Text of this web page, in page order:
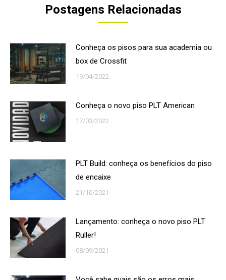
Postagens Relacionadas
Conheça os pisos para sua academia ou
box de Crossfit
19/04/2022
Conheça o novo piso PLT American
17/03/2022
PLT Build: conheça os benefícios do piso
de encaixe
21/10/2021
Lançamento: conheça o novo piso PLT
Ruller!
08/09/2021